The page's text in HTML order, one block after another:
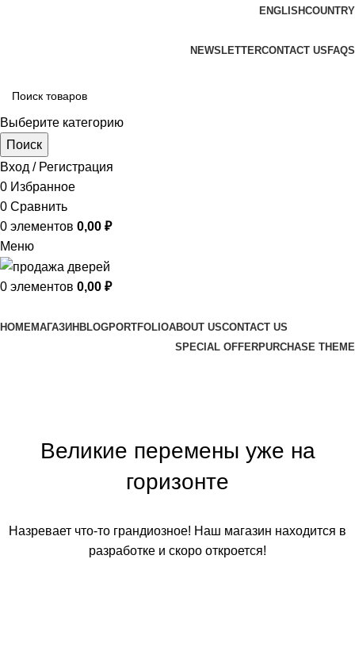
ENGLISHCOUNTRY
NEWSLETTERCONTACT US FAQS
Выберите категорию
Поиск
Вход / Регистрация
0 Избранное
0 Сравнить
0 элементов 0,00 ₽
Меню
0 элементов 0,00 ₽
HOMEМАГАЗИН BLOGPORTFOLIOABOUT USCONTACT US
SPECIAL OFFERPURCHASE THEME
Великие перемены уже на
горизонте
Назревает что-то грандиозное! Наш магазин находится в
разработке и скоро откроется!